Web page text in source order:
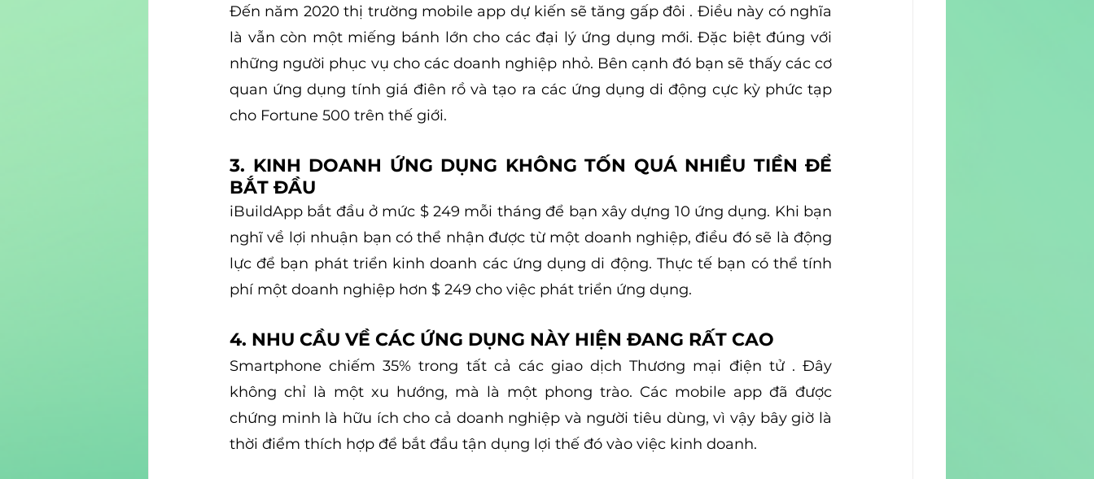
Đến năm 2020 thị trường mobile app dự kiến ​​sẽ tăng gấp đôi . Điều này có nghĩa
là vẫn còn một miếng bánh lớn cho các đại lý ứng dụng mới. Đặc biệt đúng với
những người phục vụ cho các doanh nghiệp nhỏ. Bên cạnh đó bạn sẽ thấy các cơ
quan ứng dụng tính giá điên rồ và tạo ra các ứng dụng di động cực kỳ phức tạp
cho Fortune 500 trên thế giới.
3. KINH DOANH ỨNG DỤNG KHÔNG TỐN QUÁ NHIỀU TIỀN ĐỂ
BẮT ĐẦU
iBuildApp bắt đầu ở mức $ 249 mỗi tháng để bạn xây dựng 10 ứng dụng. Khi bạn
nghĩ về lợi nhuận bạn có thể nhận được từ một doanh nghiệp, điều đó sẽ là động
lực để bạn phát triển kinh doanh các ứng dụng di động. Thực tế bạn có thể tính
phí một doanh nghiệp hơn $ 249 cho việc phát triển ứng dụng.
4. NHU CẦU VỀ CÁC ỨNG DỤNG NÀY HIỆN ĐANG RẤT CAO
Smartphone chiếm 35% trong tất cả các giao dịch Thương mại điện tử . Đây
không chỉ là một xu hướng, mà là một phong trào. Các mobile app đã được
chứng minh là hữu ích cho cả doanh nghiệp và người tiêu dùng, vì vậy bây giờ là
thời điểm thích hợp để bắt đầu tận dụng lợi thế đó vào việc kinh doanh.